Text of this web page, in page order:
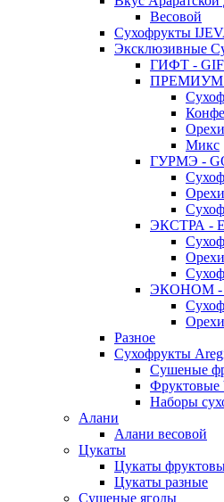
Весовой
Сухофрукты
Эксклюзивные
ГИФТ -
ПРЕМИУМ
Орехи
Микс
ГУРМЭ -
ЭКСТРА -
ЭКОНОМ -
Разное
Сухофрукты
Сушеные
Наборы
Алани
Алани весовой
Цукаты
Цукаты
Цукаты разные
Сушеные ягоды